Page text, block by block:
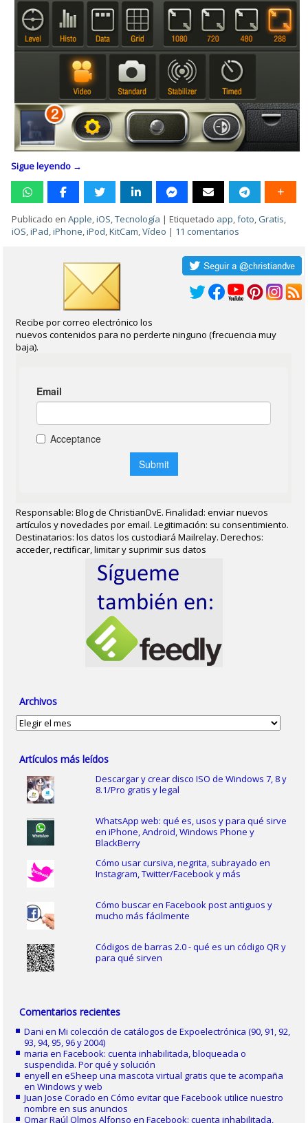
Sigue leyendo →
Publicado en Apple,iOS,Tecnología |Etiquetado app,foto, Gratis,
iOS,iPad,iPhone,iPod,KitCam,Vídeo | 11 comentarios
Recibe por correo electrónico los
nuevos contenidos para no perderte ninguno (frecuencia muy
baja).
Responsable: Blog de ChristianDvE. Finalidad: enviar nuevos
artículos y novedades por email. Legitimación: su consentimiento.
Destinatarios: los datos los custodiará Mailrelay. Derechos:
acceder, rectificar, limitar y suprimir sus datos
Archivos
Archivos
Artículos más leídos
Descargar y crear disco ISO de Windows 7, 8 y
8.1/Pro gratis y legal
WhatsApp web: qué es, usos y para qué sirve
en iPhone, Android, Windows Phone y
BlackBerry
Cómo usar cursiva, negrita, subrayado en
Instagram, Twitter/Facebook y más
Cómo buscar en Facebook post antiguos y
mucho más fácilmente
Códigos de barras 2.0 - qué es un código QR y
para qué sirven
Comentarios recientes
Dani enMi colección de catálogos de Expoelectrónica (90, 91, 92,
93, 94, 95, 96 y 2004)
maria enFacebook: cuenta inhabilitada, bloqueada o
suspendida. Por qué y solución
enyell eneSheep una mascota virtual gratis que te acompaña
en Windows y web
Juan Jose Corado enCómo evitar que Facebook utilice nuestro
nombre en sus anuncios
Omar Raúl Olmos Alfonso enFacebook: cuenta inhabilitada,